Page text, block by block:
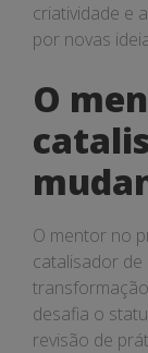
criatividade e
por novas
O
O mentor no
catalisador
desafia o
revisão de